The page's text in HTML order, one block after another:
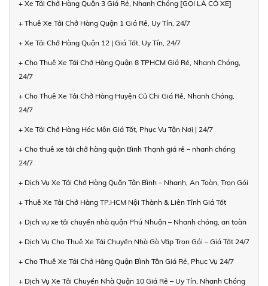
+ Xe Tải Chở Hàng Quận 3 Giá Rẻ, Nhanh Chóng [GỌI LÀ CÓ XE]
+ Thuê Xe Tải Chở Hàng Quận 1 Giá Rẻ, Uy Tín, 24/7
+ Xe Tải Chở Hàng Quận 12 | Giá Tốt, Uy Tín, 24/7
+ Cho Thuê Xe Tải Chở Hàng Quận 8 TPHCM Giá Rẻ, Nhanh Chóng,
24/7
+ Cho Thuê Xe Tải Chở Hàng Huyện Củ Chi Giá Rẻ, Nhanh Chóng,
24/7
+ Xe Tải Chở Hàng Hóc Môn Giá Tốt, Phục Vụ Tận Nơi | 24/7
+ Cho thuê xe tải chở hàng quận Bình Thạnh giá rẻ – nhanh chóng
24/7
+ Dịch Vụ Xe Tải Chở Hàng Quận Tân Bình – Nhanh, An Toàn, Trọn Gói
+ Thuê Xe Tải Chở Hàng TP.HCM Nội Thành & Liên Tỉnh Giá Tốt
+ Dịch vụ xe tải chuyển nhà quận Phú Nhuận – Nhanh chóng, an toàn
+ Dịch Vụ Cho Thuê Xe Tải Chuyển Nhà Gò Vấp Trọn Gói – Giá Tốt 24/7
+ Cho Thuê Xe Tải Chở Hàng Quận Bình Tân Giá Rẻ, Phục Vụ 24/7
+ Dịch Vụ Xe Tải Chuyển Nhà Quận 10 Giá Rẻ – Uy Tín, Nhanh Chóng